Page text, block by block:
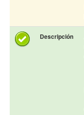
Descripción